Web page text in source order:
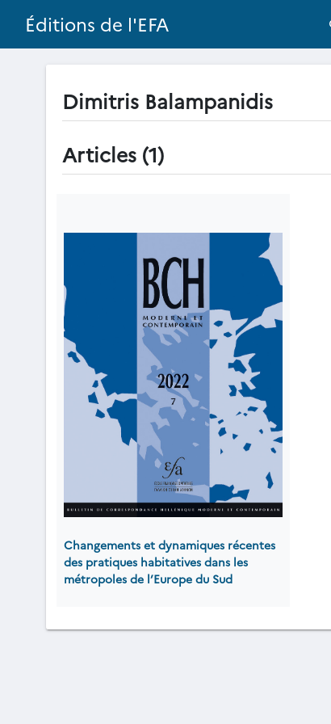
Éditions de l'EFA
Dimitris Balampanidis
Articles (1)
Changements et dynamiques récentes
des pratiques habitatives dans les
métropoles de l’Europe du Sud